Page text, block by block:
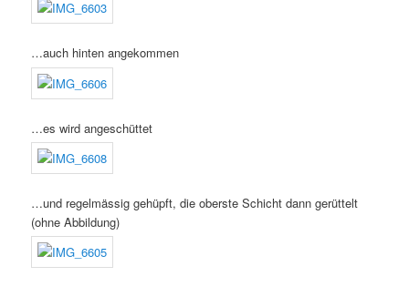
…auch hinten angekommen
…es wird angeschüttet
…und regelmässig gehüpft, die oberste Schicht dann gerüttelt
(ohne Abbildung)